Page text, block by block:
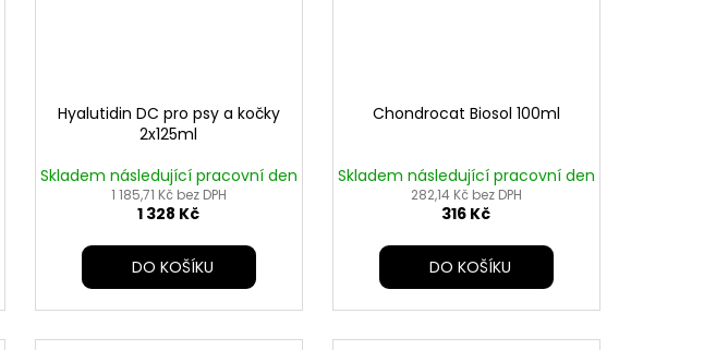
Hyalutidin DC pro psy a kočky
2x125ml
Skladem následující pracovní den
1 185,71 Kč bez DPH
1 328 Kč
DO KOŠÍKU
Chondrocat Biosol 100ml
Skladem následující pracovní den
282,14 Kč bez DPH
316 Kč
DO KOŠÍKU